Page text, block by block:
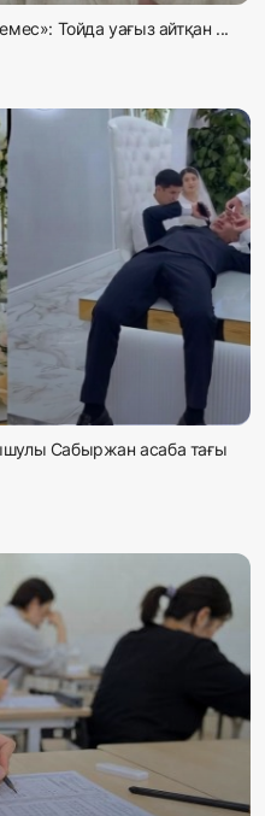
Тойда уағыз айтқан ...
Сабыржан асаба тағы